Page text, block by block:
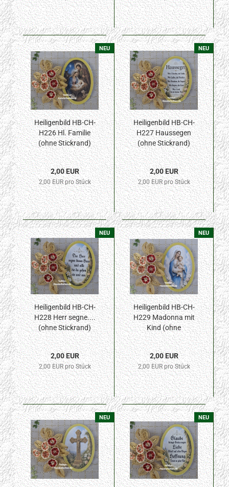
NEU
Heiligenbild HB-CH-
H226 Hl. Familie
(ohne Stickrand)
30x45mm
2,00 EUR
2,00 EUR pro Stück
NEU
Heiligenbild HB-CH-
H227 Haussegen
(ohne Stickrand)
30x45mm
2,00 EUR
2,00 EUR pro Stück
NEU
Heiligenbild HB-CH-
H228 Herr segne....
(ohne Stickrand)
30x45mm
2,00 EUR
2,00 EUR pro Stück
NEU
Heiligenbild HB-CH-
H229 Madonna mit
Kind (ohne
Stickrand) 30x45mm
2,00 EUR
2,00 EUR pro Stück
NEU NEU